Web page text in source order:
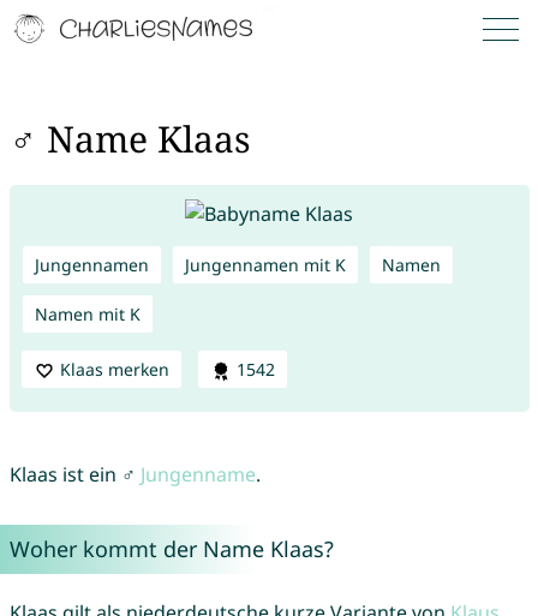
♂ Name Klaas
Jungennamen Jungennamen mit K Namen
Namen mit K
Klaas merken 1542
Klaas ist ein ♂ Jungenname.
Woher kommt der Name Klaas?